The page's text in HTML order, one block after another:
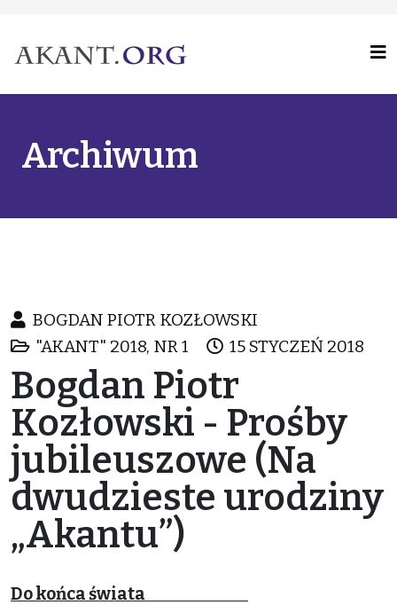
Archiwum
BOGDAN PIOTR KOZŁOWSKI
"AKANT" 2018, NR 1
15 STYCZEŃ 2018
Bogdan Piotr
Kozłowski - Prośby
jubileuszowe (Na
dwudzieste urodziny
„Akantu”)
Do końca świata